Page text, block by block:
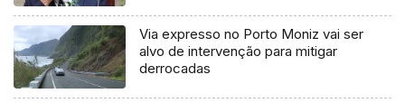
Via expresso no Porto Moniz vai ser
alvo de intervenção para mitigar
derrocadas